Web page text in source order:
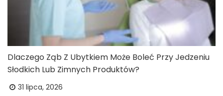
Dlaczego Ząb Z Ubytkiem Może Boleć Przy Jedzeniu
Słodkich Lub Zimnych Produktów?
31 lipca, 2026